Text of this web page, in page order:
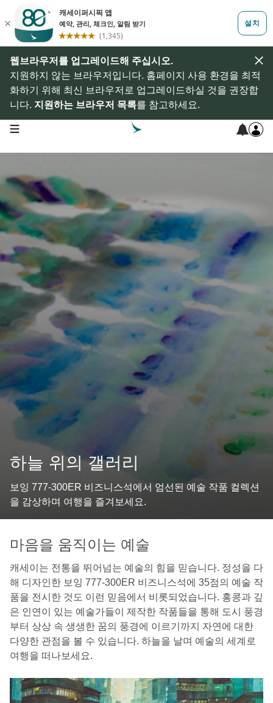
웹브라우저를 업그레이드해 주십시오.
지원하지 않는 브라우저입니다. 홈페이지 사용 환경을 최적
화하기 위해 최신 브라우저로 업그레이드하실 것을 권장합
니다. 지원하는 브라우저 목록를 참고하세요.
open navigation menu
하늘 위의 갤러리
보잉 777-300ER 비즈니스석에서 엄선된 예술 작품 컬렉션
을 감상하며 여행을 즐겨보세요.
마음을 움직이는 예술
캐세이는 전통을 뛰어넘는 예술의 힘을 믿습니다. 정성을 다
해 디자인한 보잉 777-300ER 비즈니스석에 35점의 예술 작
품을 전시한 것도 이런 믿음에서 비롯되었습니다. 홍콩과 깊
은 인연이 있는 예술가들이 제작한 작품들을 통해 도시 풍경
부터 상상 속 생생한 꿈의 풍경에 이르기까지 자연에 대한
다양한 관점을 볼 수 있습니다. 하늘을 날며 예술의 세계로
여행을 떠나보세요.